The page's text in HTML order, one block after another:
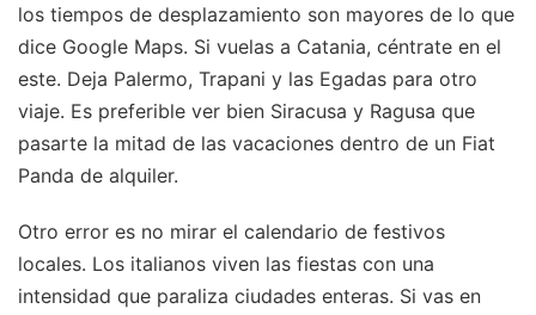
los tiempos de desplazamiento son mayores de lo que
dice Google Maps. Si vuelas a Catania, céntrate en el
este. Deja Palermo, Trapani y las Egadas para otro
viaje. Es preferible ver bien Siracusa y Ragusa que
pasarte la mitad de las vacaciones dentro de un Fiat
Panda de alquiler.
Otro error es no mirar el calendario de festivos
locales. Los italianos viven las fiestas con una
intensidad que paraliza ciudades enteras. Si vas en